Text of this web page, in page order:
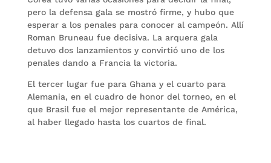
pero la defensa gala se mostró firme, y hubo que
esperar a los penales para conocer al campeón. Allí
Roman Bruneau fue decisiva. La arquera gala
detuvo dos lanzamientos y convirtió uno de los
penales dando a Francia la victoria.
El tercer lugar fue para Ghana y el cuarto para
Alemania, en el cuadro de honor del torneo, en el
que Brasil fue el mejor representante de América,
al haber llegado hasta los cuartos de final.